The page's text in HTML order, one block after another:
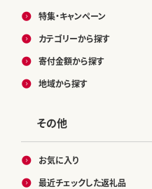
特集・キャンペーン
カテゴリーから探す
寄付金額から探す
地域から探す
その他
お気に入り
最近チェックした返礼品